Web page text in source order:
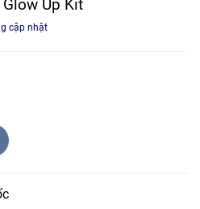
Up Kit
cập nhật